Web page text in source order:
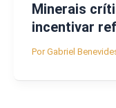
Minerais
incentivar
PorGabriel